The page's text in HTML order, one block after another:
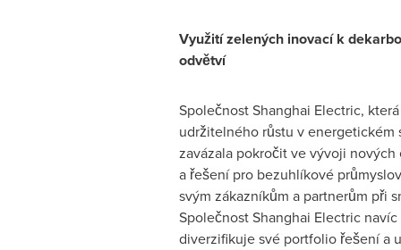
Využití zelených inovací k
odvětví
Společnost Shanghai Electric,
udržitelného růstu v energetickém
zavázala pokročit ve vývoji
a řešení pro bezuhlíkové
svým zákazníkům a partnerům při
Společnost Shanghai Electric
diverzifikuje své portfolio řešení a